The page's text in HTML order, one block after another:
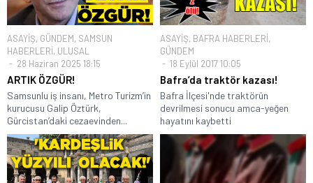
ASAYİŞ, GÜNDEM, SAMSUN
HABERLERİ, ULUSAL
28 Haziran 2025 18:15
ARTIK ÖZGÜR!
Samsunlu iş insanı, Metro Turizm’in
kurucusu Galip Öztürk,
Gürcistan’daki cezaevinden...
ASAYİŞ, BAFRA HABERLERİ,
GÜNDEM
18 Eylül 2017 10:05
Bafra’da traktör kazası!
Bafra İlçesi'nde traktörün
devrilmesi sonucu amca-yeğen
hayatını kaybetti